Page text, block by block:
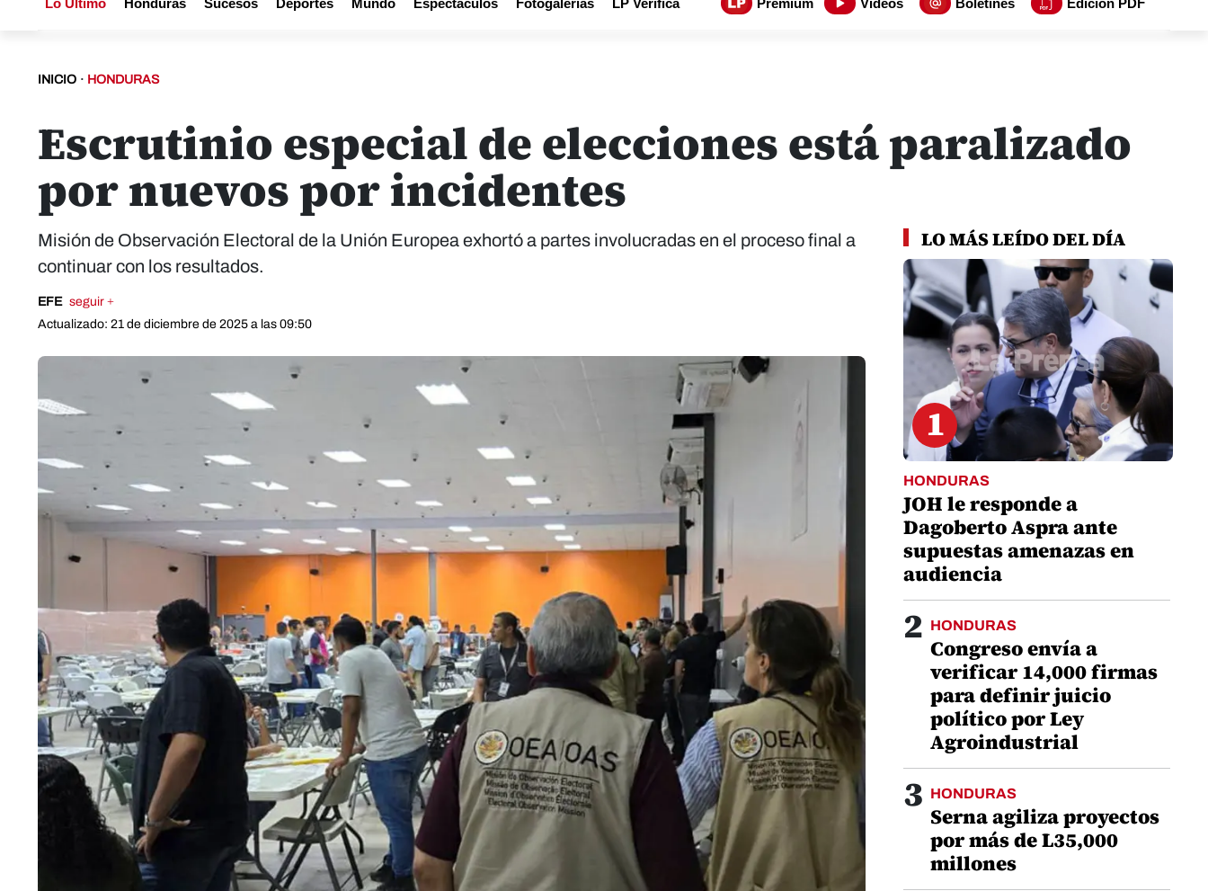
Lo Último Honduras Sucesos Deportes Mundo Espectáculos Fotogalerías LP Verifica Premium Videos Boletines Edición PDF
INICIO · HONDURAS
Escrutinio especial de elecciones está paralizado
por nuevos por incidentes
Misión de Observación Electoral de la Unión Europea exhortó a partes involucradas en el proceso final a
continuar con los resultados.
EFE seguir +
Actualizado: 21 de diciembre de 2025 a las 09:50
LO MÁS LEÍDO DEL DÍA
1
HONDURAS
JOH le responde a
Dagoberto Aspra ante
supuestas amenazas en
audiencia
2 HONDURAS
Congreso envía a
verificar 14,000 firmas
para definir juicio
político por Ley
Agroindustrial
3 HONDURAS
Serna agiliza proyectos
por más de L35,000
millones